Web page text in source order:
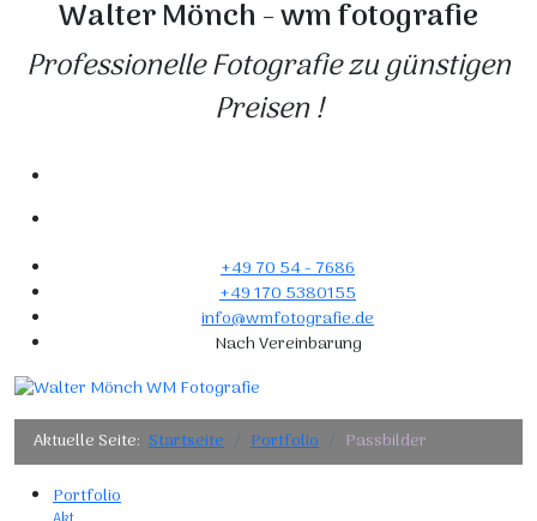
Walter Mönch - wm fotografie
Professionelle Fotografie zu günstigen
Preisen !
+49 70 54 - 7686
+49 170 5380155
info@wmfotografie.de
Nach Vereinbarung
Aktuelle Seite: Startseite Portfolio
Passbilder
Portfolio